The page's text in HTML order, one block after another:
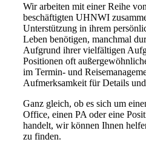
Wir arbeiten mit einer Reihe
beschäftigten UHNWI
Unterstützung in ihrem
Leben benötigen, manchmal
Aufgrund ihrer vielfältigen
Positionen oft
im Termin- und
Aufmerksamkeit für Details
Ganz gleich, ob es sich um
Office, einen PA oder eine
handelt, wir können Ihnen
zu finden.